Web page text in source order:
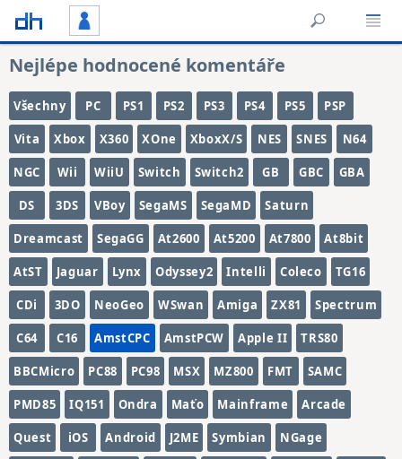
Nejlépe hodnocené komentáře
Všechny PC PS1 PS2 PS3 PS4 PS5 PSP
Vita Xbox X360 XOne XboxX/S NES SNES N64
NGC Wii WiiU Switch Switch2 GB GBC GBA
DS 3DS VBoy SegaMS SegaMD Saturn
Dreamcast SegaGG At2600 At5200 At7800 At8bit
AtST Jaguar Lynx Odyssey2 Intelli Coleco TG16
CDi 3DO NeoGeo WSwan Amiga ZX81 Spectrum
C64 C16 AmstCPC AmstPCW Apple II TRS80
BBCMicro PC88 PC98 MSX MZ800 FMT SAMC
PMD85 IQ151 Ondra Maťo Mainframe Arcade
Quest iOS Android J2ME Symbian NGage